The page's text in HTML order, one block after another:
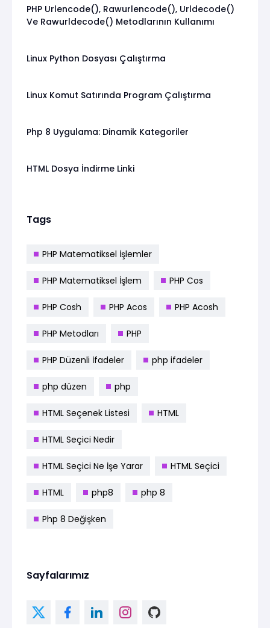
PHP Urlencode(), Rawurlencode(), Urldecode()
Ve Rawurldecode() Metodlarının Kullanımı
Linux Python Dosyası Çalıştırma
Linux Komut Satırında Program Çalıştırma
Php 8 Uygulama: Dinamik Kategoriler
HTML Dosya İndirme Linki
Tags
PHP Matematiksel İşlemler
PHP Matematiksel İşlem PHP Cos
PHP Cosh PHP Acos PHP Acosh
PHP Metodları PHP
PHP Düzenli İfadeler php ifadeler
php düzen php
HTML Seçenek Listesi HTML
HTML Seçici Nedir
HTML Seçici Ne İşe Yarar HTML Seçici
HTML php8 php 8
Php 8 Değişken
Sayfalarımız